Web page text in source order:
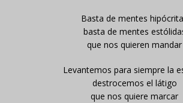
Basta de mentes
basta de mentes
que nos quieren mandar
Levantemos para siempre la
destrocemos el látigo
que nos quiere marcar